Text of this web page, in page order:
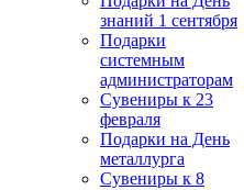
знаний 1 сентября
Подарки
системным
администраторам
Сувениры к 23
февраля
Подарки на День
металлурга
Сувениры к 8